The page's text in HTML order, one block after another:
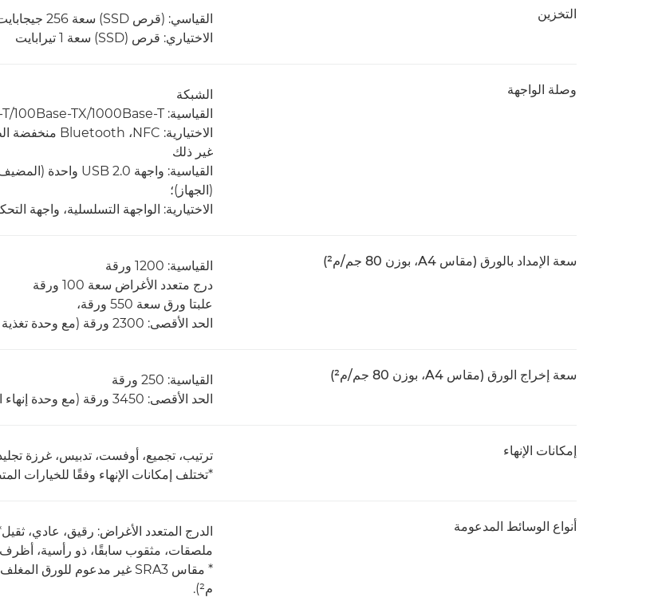
التخزين
القياسي: (قرص SSD) سعة 256 جيجابايت
الاختياري: قرص (SSD‏) سعة 1 تيرابايت
وصلة الواجهة
الشبكة
القياسية: 1000Base-T‏/100Base-TX‏/10Base-T، شبكة LAN اللاسلكية (IEEE 802.11 b/g/n)
الاختيارية: NFC‏، Bluetooth منخفضة الطاقة
غير ذلك
(الجهاز)؛
الاختيارية: الواجهة التسلسلية، واجهة
سعة الإمداد بالورق (مقاس A4، بوزن 80 جم/م²)
القياسية: 1200 ورقة
درج متعدد الأغراض سعة 100 ورقة
علبتا ورق سعة 550 ورقة،
الحد الأقصى: 2300 ورقة (مع وحدة تغذية العلبة AW1)
سعة إخراج الورق (مقاس A4، بوزن 80 جم/م²)
القياسية: 250 ورقة
الحد الأقصى: 3450 ورقة (مع وحدة إنهاء التدبيس AE1 أو وحدة إنهاء الكتيبات AE1 ودرج النسخ T1)
إمكانات الإنهاء
ترتيب، تجميع، أوفست، تدبيس، غرزة
*تختلف إمكانات الإنهاء وفقًا للخيارات
أنواع الوسائط المدعومة
الدرج المتعدد الأغراض: رقيق، عادي،
ملصقات، مثقوب سابقًا، ذو رأسية، أظرف
م²).